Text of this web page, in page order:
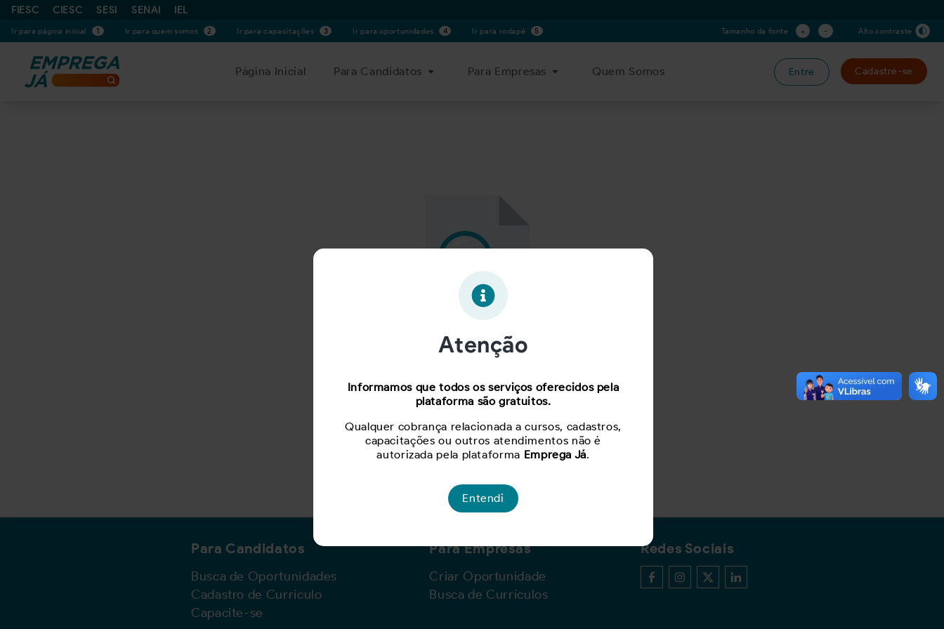
FIESC CIESC SESI SENAI IEL
Ir para página inicial 1 Ir para quem somos 2 Ir para capacitações 3 Ir para oportunidades 4 Ir para rodapé 5 Tamanho da fonte + - Alto contraste
Página Inicial Para Candidatos Para Empresas Quem Somos Entre Cadastre-se
Oportunidade expirada!
Para Candidatos
Busca de Oportunidades
Cadastro de Currículo
Capacite-se
Para Empresas
Criar Oportunidade
Busca de Currículos
Redes Sociais
Atenção
Informamos que todos os serviços oferecidos pela
plataforma são gratuitos.
Qualquer cobrança relacionada a cursos, cadastros,
capacitações ou outros atendimentos não é
autorizada pela plataforma Emprega Já.
Entendi